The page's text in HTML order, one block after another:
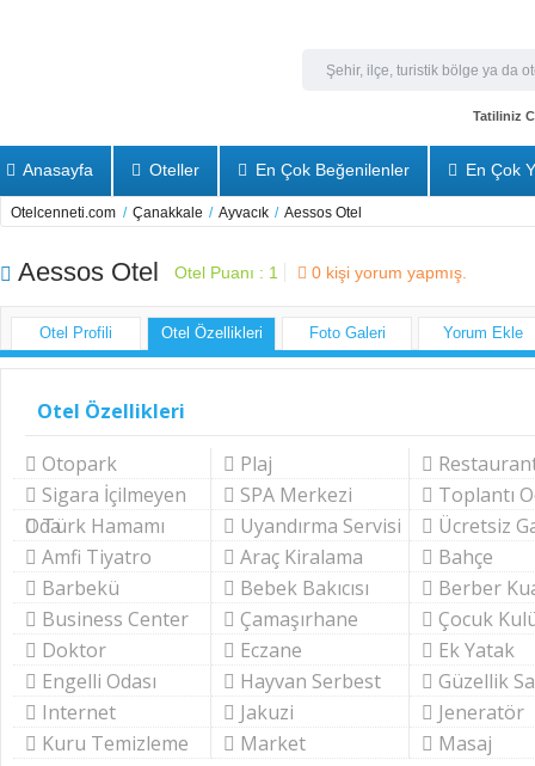
Tatiliniz
Anasayfa Oteller En Çok Beğenilenler En Çok
Otelcenneti.com / Çanakkale / Ayvacık / Aessos Otel
Aessos Otel Otel Puanı : 1 0 kişi yorum yapmış.
Otel Profili Otel Özellikleri Foto Galeri Yorum Ekle
Otel Özellikleri
Otopark
Plaj
Sigara İçilmeyen
Oda
SPA Merkezi
Toplantı
Türk Hamamı
Uyandırma Servisi
Ücretsiz
Amfi Tiyatro
Araç Kiralama
Bahçe
Barbekü
Bebek Bakıcısı
Berber
Business Center
Çamaşırhane
Çocuk
Doktor
Eczane
Ek Yatak
Engelli Odası
Hayvan Serbest
Güzellik
Internet
Jakuzi
Jeneratör
Kuru Temizleme
Market Masaj